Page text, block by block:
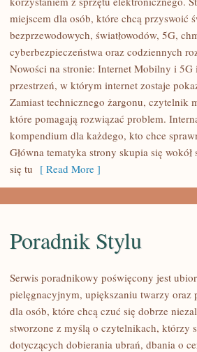
PORADNIKI
UŻYTKOWNIKA
miejscem dla osób, które chcą przyswoić
bezprzewodowych, światłowodów, 5G,
cyberbezpieczeństwa oraz codziennych
Nowości na stronie: Internet Mobilny i 5G
przestrzeń, w którym internet zostaje
Zamiast technicznego żargonu, czytelnik
które pomagają rozwiązać problem.
kompendium dla każdego, kto chce
Główna tematyka strony skupia się
się tu [ Read More ]
Poradnik Stylu
Serwis poradnikowy poświęcony jest
pielęgnacyjnym, upiększaniu twarzy oraz
dla osób, które chcą czuć się dobrze
stworzone z myślą o czytelnikach, którzy
dotyczących dobierania ubrań, dbania o